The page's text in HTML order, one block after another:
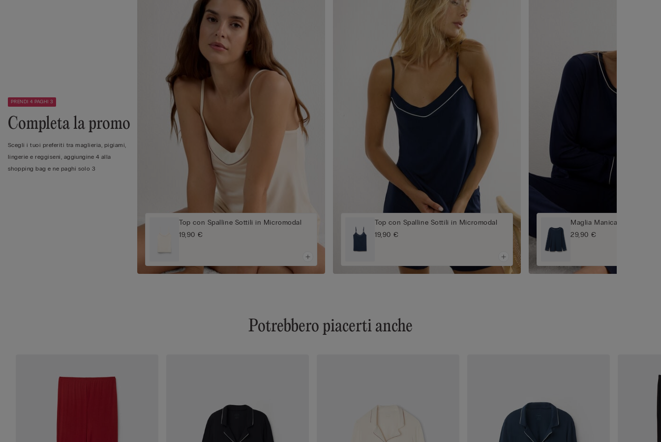
PRENDI 4 PAGHI 3
Completa la promo
Scegli i tuoi preferiti tra maglieria, pigiami,
lingerie e reggiseni, aggiungine 4 alla
shopping bag e ne paghi solo 3
Top con Spalline Sottili in Micromodal
19,90 €
Top con Spalline Sottili in Micromodal
19,90 €
Maglia Manica Lunga in
29,90 €
Potrebbero piacerti anche